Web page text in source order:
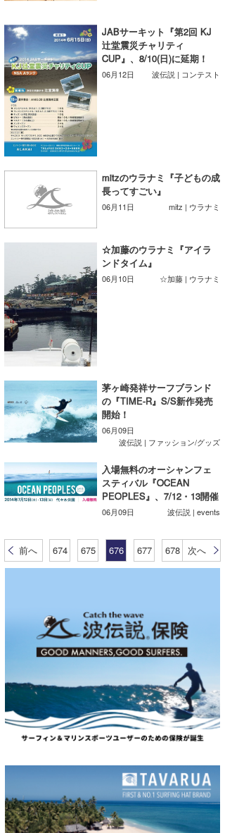
JABサーキット『第2回 KJ
辻堂震災チャリティ
CUP』、8/10(日)に延期！
06月12日 波伝説 | コンテスト
mitzのウラナミ『子どもの成
長ってすごい』
06月11日 mitz | ウラナミ
☆加藤のウラナミ『アイラ
ンドタイム』
06月10日 ☆加藤 | ウラナミ
茅ヶ崎発祥サーフブランド
の『TIME-R』S/S新作発売
開始！
06月09日
波伝説 | ファッション/グッズ
入場無料のオーシャンフェ
スティバル『OCEAN
PEOPLES』、7/12・13開催
06月09日 波伝説 | events
前へ 674 675 676 677 678 次へ